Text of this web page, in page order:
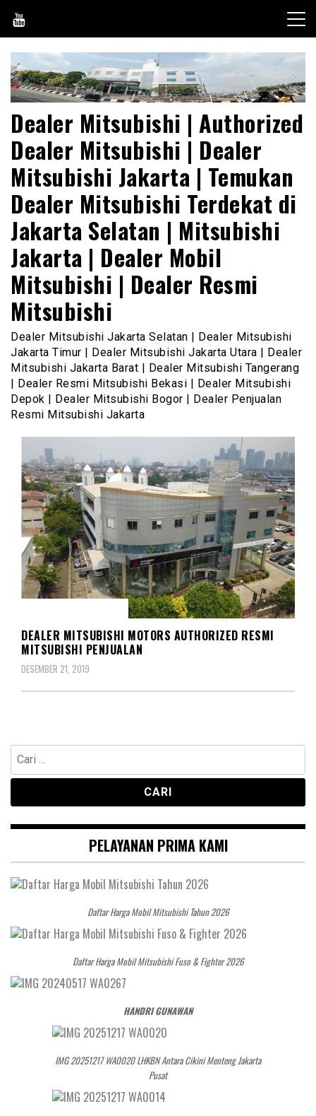
content
Dealer Mitsubishi | Authorized
Dealer Mitsubishi | Dealer
Mitsubishi Jakarta | Temukan
Dealer Mitsubishi Terdekat di
Jakarta Selatan | Mitsubishi
Jakarta | Dealer Mobil
Mitsubishi | Dealer Resmi
Mitsubishi
Dealer Mitsubishi Jakarta Selatan | Dealer Mitsubishi
Jakarta Timur | Dealer Mitsubishi Jakarta Utara | Dealer
Mitsubishi Jakarta Barat | Dealer Mitsubishi Tangerang
| Dealer Resmi Mitsubishi Bekasi | Dealer Mitsubishi
Depok | Dealer Mitsubishi Bogor | Dealer Penjualan
Resmi Mitsubishi Jakarta
DEALER MITSUBISHI MOTORS AUTHORIZED RESMI
MITSUBISHI PENJUALAN
DESEMBER 21, 2019
Cari
untuk:
PELAYANAN PRIMA KAMI
Daftar Harga Mobil Mitsubishi Tahun 2026
Daftar Harga Mobil Mitsubishi Fuso & Fighter 2026
HANDRI GUNAWAN
IMG 20251217 WA0020 LHKBN Antara Cikini Menteng Jakarta
Pusat